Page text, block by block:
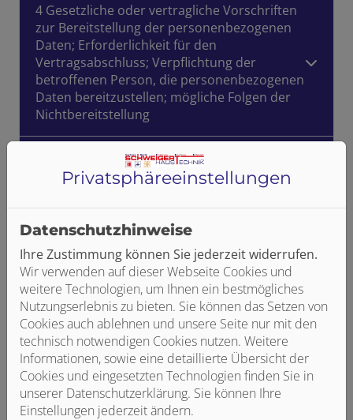
4 Gesetzliche oder vertragliche Vorschriften
zur Bereitstellung der personenbezogenen
Daten; Erforderlichkeit für den
Vertragsabschluss; Verpflichtung der
betroffenen Person, die personenbezogenen
Daten bereitzustellen; mögliche Folgen der
Nichtbereitstellung
5 Kontaktmöglichkeit über die Internetseite
7 Verwendung von Google Maps
8 Verwendung von Google Fonts
9 Eingebettete Videos, Bilder und Links zu
externen Internetseiten
10 Bekanntmachung von Veränderungen
Privatsphäre­einstellungen
Datenschutzhinweise
Ihre Zustimmung können Sie jederzeit widerrufen.
Wir verwenden auf dieser Webseite Cookies und
weitere Technologien, um Ihnen ein bestmögliches
Nutzungserlebnis zu bieten. Sie können das Setzen von
Cookies auch ablehnen und unsere Seite nur mit den
technisch notwendigen Cookies nutzen. Weitere
Informationen, sowie eine detaillierte Übersicht der
Cookies und eingesetzten Technologien finden Sie in
unserer Datenschutzerklärung. Sie können Ihre
Einstellungen jederzeit ändern.